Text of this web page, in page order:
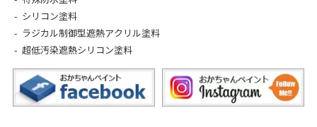
シリコン塗料
ラジカル制御型遮熱アクリル塗料
超低汚染遮熱シリコン塗料